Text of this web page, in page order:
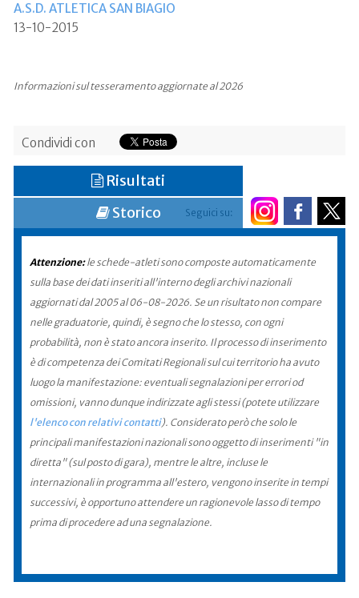
A.S.D. ATLETICA SAN BIAGIO
13-10-2015
Informazioni sul tesseramento aggiornate al 2026
Condividi con
Seguici su:
Risultati
Storico
Attenzione:le schede-atleti sono composte automaticamente
sulla base dei dati inseriti all'interno degli archivi nazionali
aggiornati dal 2005 al 06-08-2026. Se un risultato non compare
nelle graduatorie, quindi, è segno che lo stesso, con ogni
probabilità, non è stato ancora inserito. Il processo di inserimento
è di competenza dei Comitati Regionali sul cui territorio ha avuto
luogo la manifestazione: eventuali segnalazioni per errori od
omissioni, vanno dunque indirizzate agli stessi (potete utilizzare
l'elenco con relativi contatti). Considerato però che solo le
principali manifestazioni nazionali sono oggetto di inserimenti "in
diretta" (sul posto di gara), mentre le altre, incluse le
internazionali in programma all'estero, vengono inserite in tempi
successivi, è opportuno attendere un ragionevole lasso di tempo
prima di procedere ad una segnalazione.